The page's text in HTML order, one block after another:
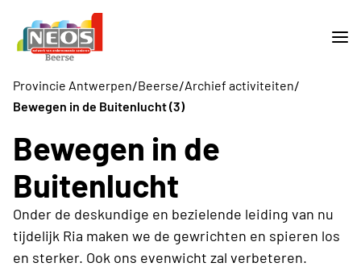
Provincie Antwerpen/Beerse/Archief activiteiten/
Bewegen in de Buitenlucht (3)
Bewegen in de
Buitenlucht
Onder de deskundige en bezielende leiding van nu
tijdelijk Ria maken we de gewrichten en spieren los
en sterker. Ook ons evenwicht zal verbeteren.